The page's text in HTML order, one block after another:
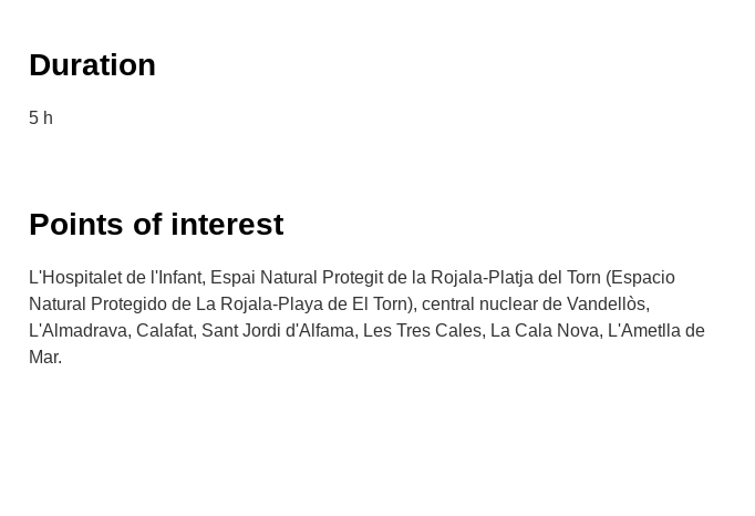
Duration
5 h
Points of interest
L'Hospitalet de l'Infant, Espai Natural Protegit de la Rojala-Platja del Torn (Espacio
Natural Protegido de La Rojala-Playa de El Torn), central nuclear de Vandellòs,
L'Almadrava, Calafat, Sant Jordi d'Alfama, Les Tres Cales, La Cala Nova, L'Ametlla de
Mar.